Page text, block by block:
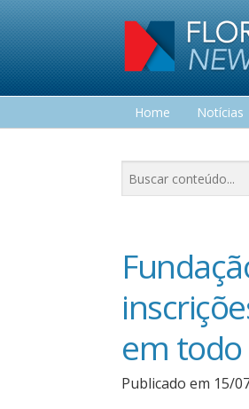
Home Notícias
em todo
Publicado em 15/